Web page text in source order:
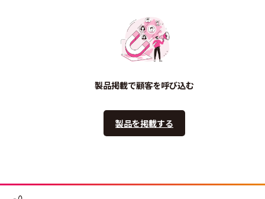
製品掲載で顧客を呼び込む
製品を掲載する